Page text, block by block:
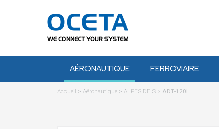
AÉRONAUTIQUE FERROVIAIRE
Accueil > Aéronautique > ALPES DEIS > ADT-120L